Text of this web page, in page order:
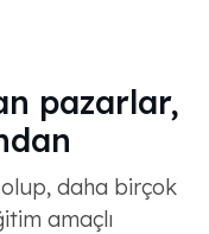
pazarlar,
olup, daha birçok
amaçlı